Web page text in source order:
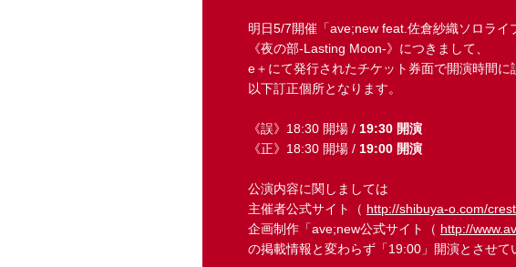
明日5/7開催「ave;new feat.佐倉紗織ソロライ
《夜の部-Lasting Moon-》につきまして、
e＋にて発行されたチケット券面で開演時間に
以下訂正個所となります。
《誤》18:30 開場 / 19:30 開演
《正》18:30 開場 / 19:00 開演
公演内容に関しましては
主催者公式サイト（ http://shibuya-o.com/
企画制作「ave;new公式サイト（ http://
の掲載情報と変わらず「19:00」開演とさせて